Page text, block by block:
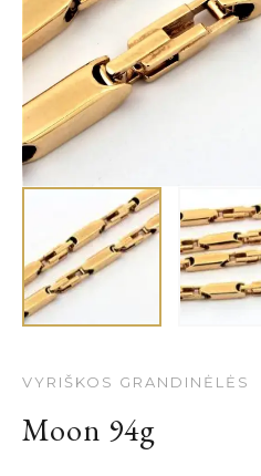
VYRIŠKOS GRANDINĖLĖS
Moon 94g